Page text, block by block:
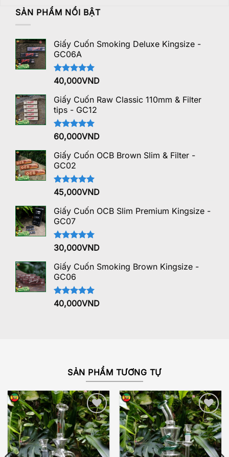
SẢN PHẨM NỔI BẬT
Giấy Cuốn Smoking Deluxe Kingsize -
GC06A
Được xếp
hạng
5 sao
40,000VND
Giấy Cuốn Raw Classic 110mm & Filter
tips - GC12
Được xếp
hạng
5 sao
60,000VND
Giấy Cuốn OCB Brown Slim & Filter -
GC02
Được xếp
hạng
5 sao
45,000VND
Giấy Cuốn OCB Slim Premium Kingsize -
GC07
Được xếp
hạng
5 sao
30,000VND
Giấy Cuốn Smoking Brown Kingsize -
GC06
Được xếp
hạng
40,000VND
SẢN PHẨM TƯƠNG TỰ
Add to
wishlist
Add to
wishlist